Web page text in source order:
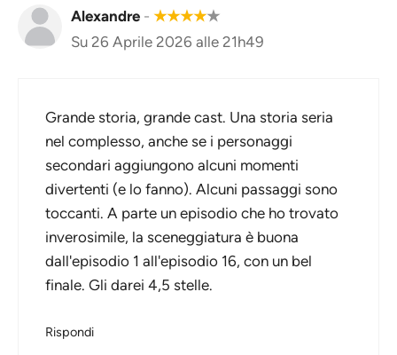
Alexandre - ★★★★★
Su 26 Aprile 2026 alle 21h49
Grande storia, grande cast. Una storia seria
nel complesso, anche se i personaggi
secondari aggiungono alcuni momenti
divertenti (e lo fanno). Alcuni passaggi sono
toccanti. A parte un episodio che ho trovato
inverosimile, la sceneggiatura è buona
dall'episodio 1 all'episodio 16, con un bel
finale. Gli darei 4,5 stelle.
Rispondi